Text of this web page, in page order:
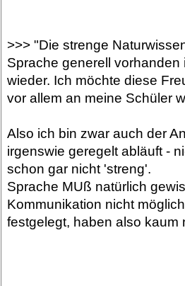
>>> "Die strenge
Sprache generell vorhanden
wieder. Ich möchte diese
vor allem an meine Schüler
Also ich bin zwar auch der
irgenswie geregelt abläuft -
schon gar nicht 'streng'.
Sprache MUß natürlich
Kommunikation nicht
festgelegt, haben also kaum